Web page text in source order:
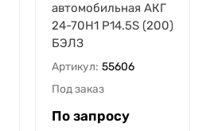
автомобильная АКГ
24-70H1 P14.5S (200)
БЭЛЗ
Артикул: 55606
Под заказ
По запросу